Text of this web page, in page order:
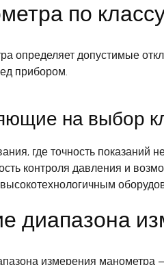
по
определяет допустимые
прибором.
на выбор
где точность показаний
контроля давления и
диапазона
измерения манометра